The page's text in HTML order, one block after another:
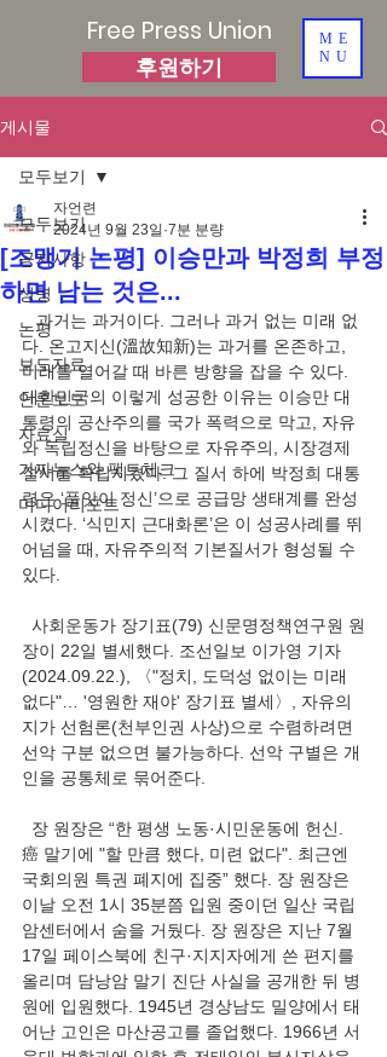
Free Press Union
후원하기
ME
NU
게시물
모두보기
공지사항
성명
논평
보도자료
언론보도
자료실
가짜뉴스와 팩트체크
미디어리포트
모두보기
[조맹기 논평] 이승만과 박정희 부정
하면 남는 것은...
자언련
2024년 9월 23일 7분 분량
과거는 과거이다. 그러나 과거 없는 미래 없
다. 온고지신(溫故知新)는 과거를 온존하고,
미래를 열어갈 때 바른 방향을 잡을 수 있다.
대한민국의 이렇게 성공한 이유는 이승만 대
통령의 공산주의를 국가 폭력으로 막고, 자유
와 독립정신을 바탕으로 자유주의, 시장경제
질서를 확립시켰다. 그 질서 하에 박정희 대통
령은 ‘품앗이 정신’으로 공급망 생태계를 완성
시켰다. ‘식민지 근대화론’은 이 성공사례를 뛰
어넘을 때, 자유주의적 기본질서가 형성될 수
있다.
사회운동가 장기표(79) 신문명정책연구원 원
장이 22일 별세했다. 조선일보 이가영 기자
(2024.09.22.), 〈"정치, 도덕성 없이는 미래
없다"… '영원한 재야' 장기표 별세〉, 자유의
지가 선험론(천부인권 사상)으로 수렴하려면
선악 구분 없으면 불가능하다. 선악 구별은 개
인을 공통체로 묶어준다.
장 원장은 “한 평생 노동·시민운동에 헌신.
癌 말기에 "할 만큼 했다, 미련 없다". 최근엔
국회의원 특권 폐지에 집중” 했다. 장 원장은
이날 오전 1시 35분쯤 입원 중이던 일산 국립
암센터에서 숨을 거뒀다. 장 원장은 지난 7월
17일 페이스북에 친구·지지자에게 쓴 편지를
올리며 담낭암 말기 진단 사실을 공개한 뒤 병
원에 입원했다. 1945년 경상남도 밀양에서 태
어난 고인은 마산공고를 졸업했다. 1966년 서